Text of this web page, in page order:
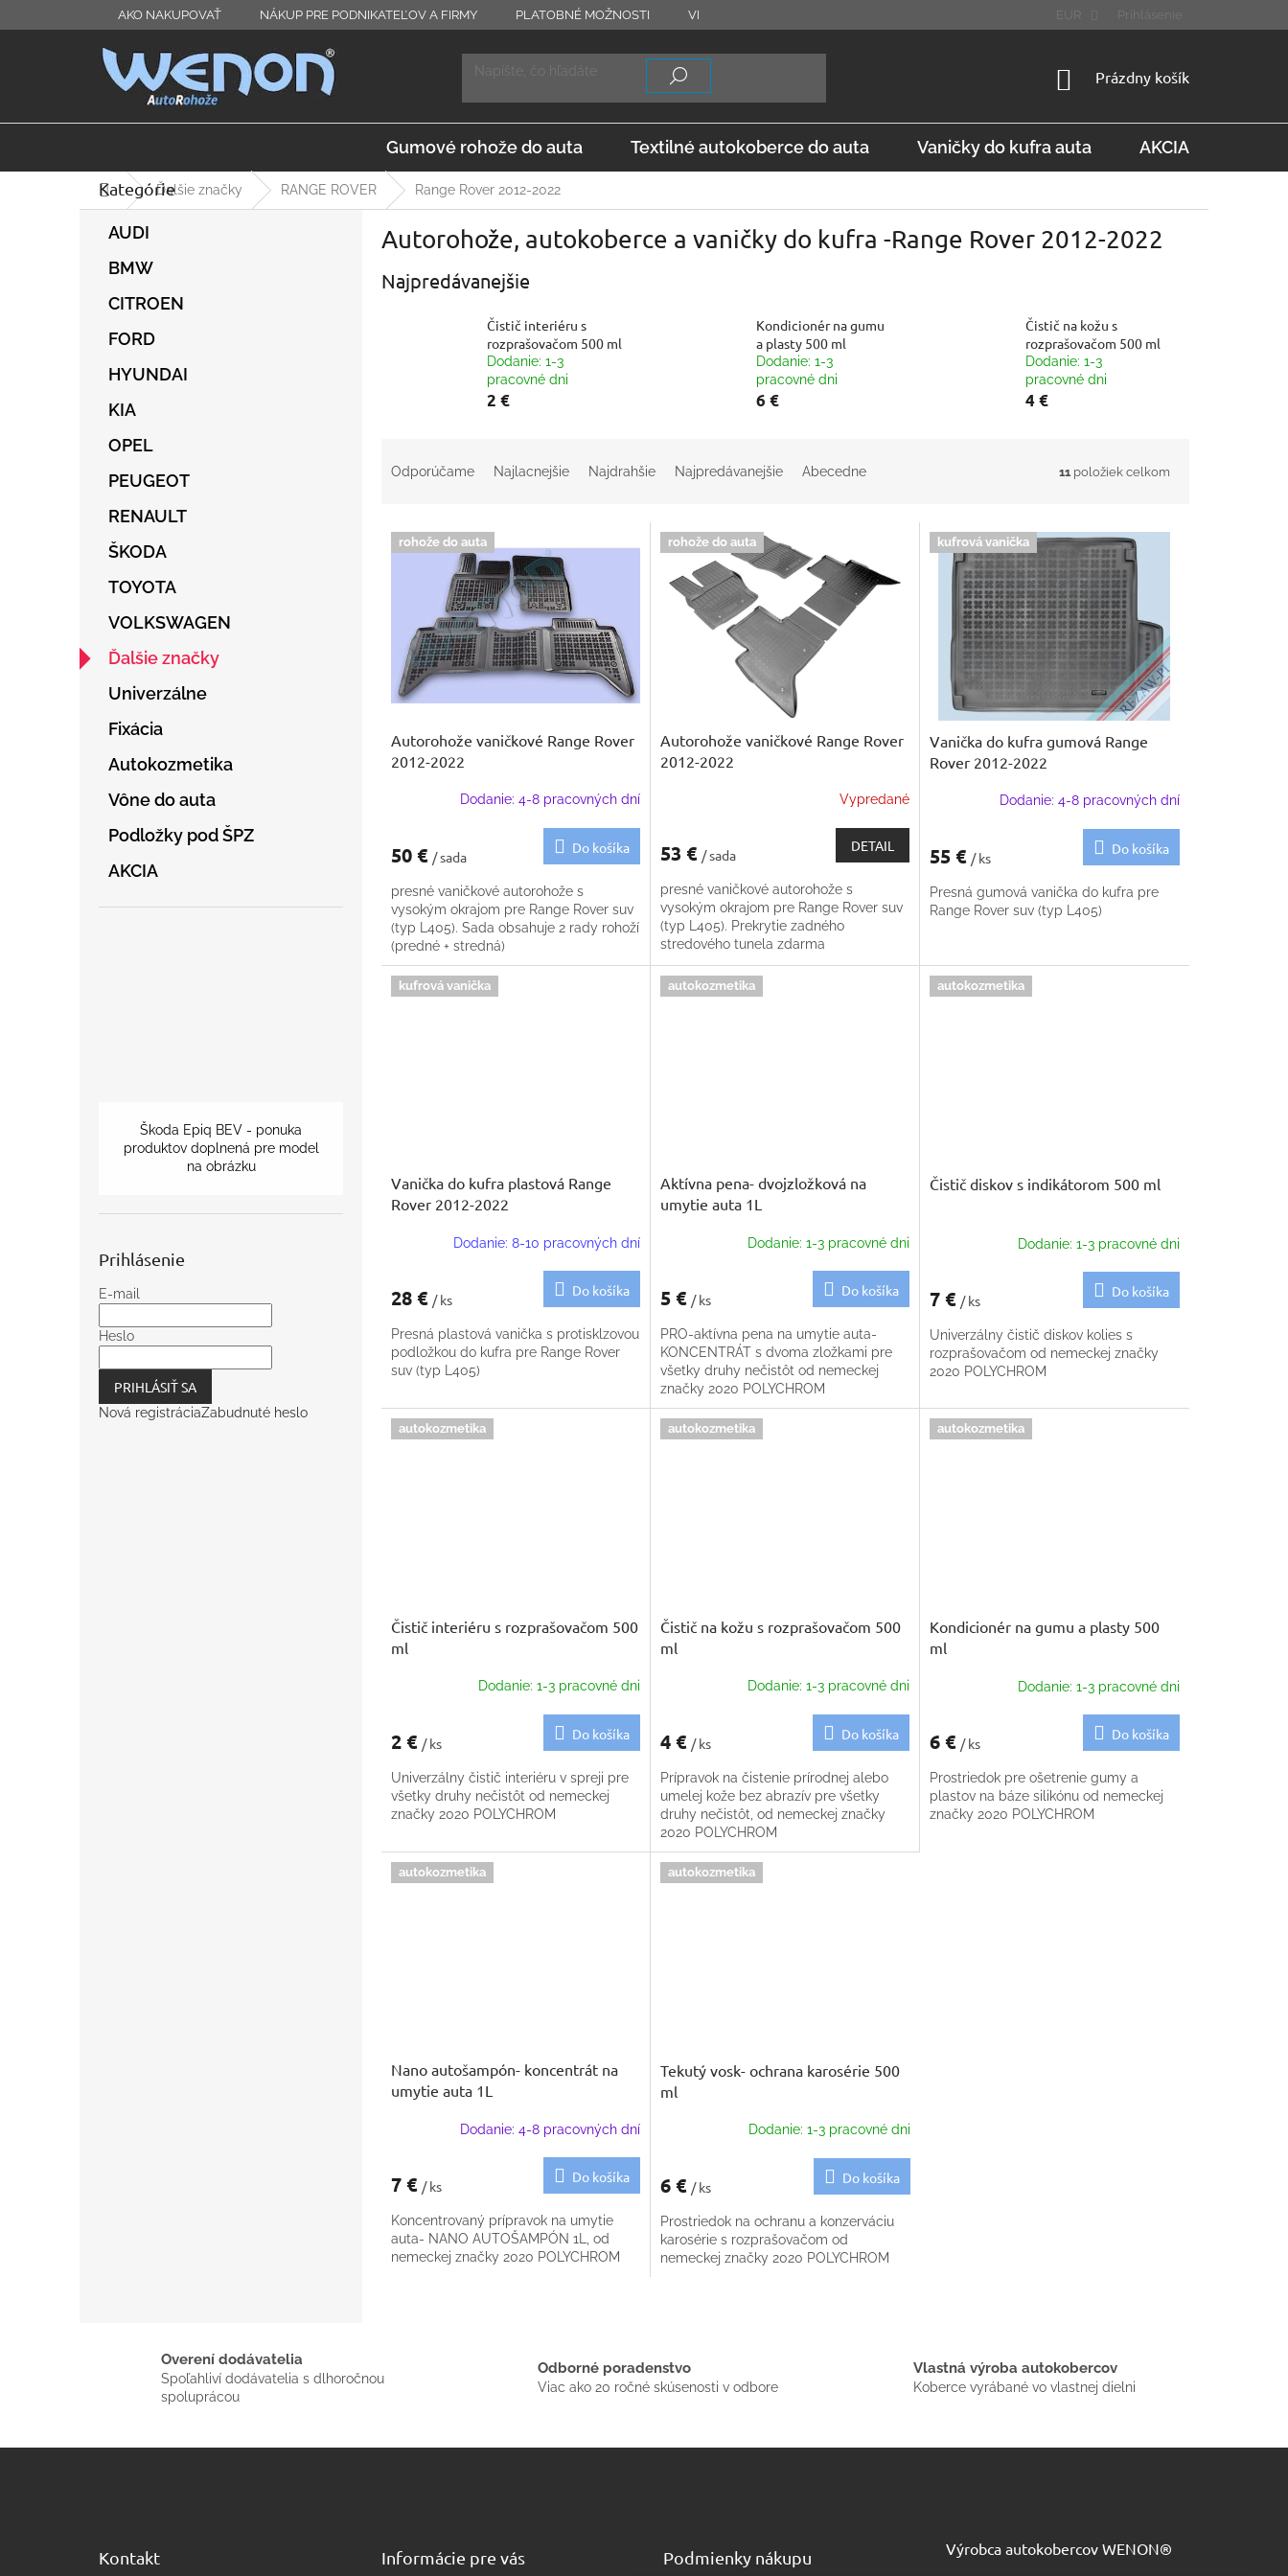
AKO NAKUPOVAŤ NÁKUP PRE PODNIKATEĽOV A FIRMY PLATOBNÉ MOŽNOSTI VRÁTENIE TOVARU Prihlásenie
NÁKUPNÝ
Prázdny košík
Gumové rohože do auta Textilné autokoberce do auta Vaničky do kufra auta AKCIA
DomovĎalšie značky RANGE ROVER Range Rover 2012-2022
Preskočiť
kategórie
Kategórie
AUDI
BMW
CITROEN
FORD
HYUNDAI
KIA
OPEL
PEUGEOT
RENAULT
ŠKODA
TOYOTA
VOLKSWAGEN
Ďalšie značky
Univerzálne
Fixácia
Autokozmetika
Vône do auta
Podložky pod ŠPZ
AKCIA
Škoda Epiq BEV - ponuka
produktov doplnená pre model
na obrázku
Prihlásenie
E-mail
Heslo
PRIHLÁSIŤ SA
Nová registráciaZabudnuté heslo
Autorohože, autokoberce a vaničky do kufra -Range Rover 2012-2022
Najpredávanejšie
Čistič interiéru s
rozprašovačom 500 ml
Dodanie: 1-3
pracovné dni
2 €
Kondicionér na gumu
a plasty 500 ml
Dodanie: 1-3
pracovné dni
6 €
Čistič na kožu s
rozprašovačom 500 ml
Dodanie: 1-3
pracovné dni
4 €
o
Odporúčame Najlacnejšie Najdrahšie Najpredávanejšie Abecedne 11 položiek celkom
V
d
rohože do auta
Autorohože vaničkové Range Rover
2012-2022
Dodanie: 4-8 pracovných dní
50 € / sada
Do košíka
presné vaničkové autorohože s
vysokým okrajom pre Range Rover suv
(typ L405). Sada obsahuje 2 rady rohoží
(predné + stredná)
rohože do auta
Autorohože vaničkové Range Rover
2012-2022
Vypredané
53 € / sada
DETAIL
presné vaničkové autorohože s
vysokým okrajom pre Range Rover suv
(typ L405). Prekrytie zadného
stredového tunela zdarma
kufrová vanička
Vanička do kufra gumová Range
Rover 2012-2022
Dodanie: 4-8 pracovných dní
55 € / ks
Do košíka
Presná gumová vanička do kufra pre
Range Rover suv (typ L405)
kufrová vanička
Vanička do kufra plastová Range
Rover 2012-2022
Dodanie: 8-10 pracovných dní
28 € / ks
Do košíka
Presná plastová vanička s protisklzovou
podložkou do kufra pre Range Rover
suv (typ L405)
autokozmetika
Aktívna pena- dvojzložková na
umytie auta 1L
Dodanie: 1-3 pracovné dni
5 € / ks
Do košíka
PRO-aktívna pena na umytie auta-
KONCENTRÁT s dvoma zložkami pre
všetky druhy nečistôt od nemeckej
značky 2020 POLYCHROM
autokozmetika
Čistič diskov s indikátorom 500 ml
Dodanie: 1-3 pracovné dni
7 € / ks
Do košíka
Univerzálny čistič diskov kolies s
rozprašovačom od nemeckej značky
2020 POLYCHROM
autokozmetika
Čistič interiéru s rozprašovačom 500
ml
Dodanie: 1-3 pracovné dni
2 € / ks
Do košíka
Univerzálny čistič interiéru v spreji pre
všetky druhy nečistôt od nemeckej
značky 2020 POLYCHROM
autokozmetika
Čistič na kožu s rozprašovačom 500
ml
Dodanie: 1-3 pracovné dni
4 € / ks
Do košíka
Prípravok na čistenie prírodnej alebo
umelej kože bez abrazív pre všetky
druhy nečistôt, od nemeckej značky
2020 POLYCHROM
autokozmetika
Kondicionér na gumu a plasty 500
ml
Dodanie: 1-3 pracovné dni
6 € / ks
Do košíka
Prostriedok pre ošetrenie gumy a
plastov na báze silikónu od nemeckej
značky 2020 POLYCHROM
autokozmetika
Nano autošampón- koncentrát na
umytie auta 1L
Dodanie: 4-8 pracovných dní
7 € / ks
Do košíka
Koncentrovaný prípravok na umytie
auta- NANO AUTOŠAMPÓN 1L, od
nemeckej značky 2020 POLYCHROM
autokozmetika
Tekutý vosk- ochrana karosérie 500
ml
Dodanie: 1-3 pracovné dni
6 € / ks
Do košíka
Prostriedok na ochranu a konzerváciu
karosérie s rozprašovačom od
nemeckej značky 2020 POLYCHROM
e
v
Overení dodávatelia
Spoľahliví dodávatelia s dlhoročnou
spoluprácou
Odborné poradenstvo
Viac ako 20 ročné skúsenosti v odbore
Vlastná výroba autokobercov
Koberce vyrábané vo vlastnej dielni
Kontakt Informácie pre vás Podmienky nákupu Výrobca autokobercov WENON®